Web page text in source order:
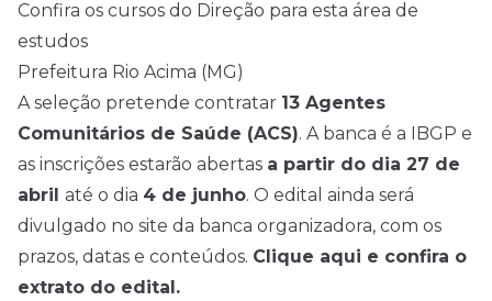
Confira os cursos do Direção para esta área de
estudos
Prefeitura Rio Acima (MG)
A seleção pretende contratar 13 Agentes
Comunitários de Saúde (ACS). A banca é a IBGP e
as inscrições estarão abertas a partir do dia 27 de
abril até o dia 4 de junho. O edital ainda será
divulgado no site da banca organizadora, com os
prazos, datas e conteúdos. Clique aqui e confira o
extrato do edital.